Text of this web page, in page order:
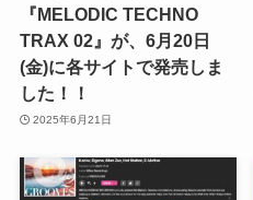
『MELODIC TECHNO
TRAX 02』が、6月20日
(金)に各サイトで発売しま
した！！
2025年6月21日